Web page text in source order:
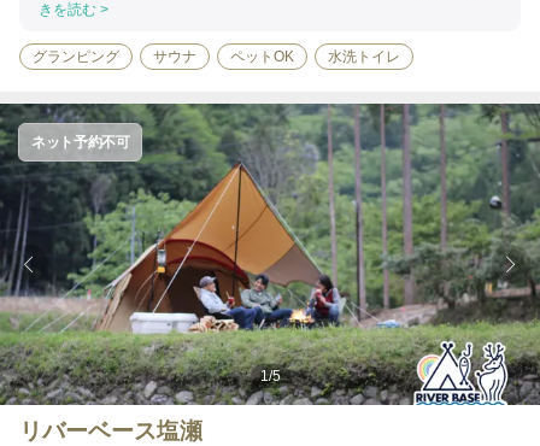
きを読む >
グランピング サウナ ペットOK 水洗トイレ
1/5
ネット予約不可
リバーベース塩瀬